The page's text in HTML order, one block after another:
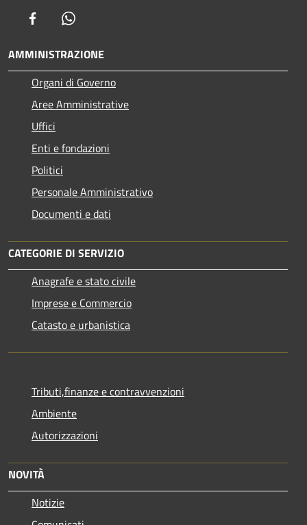
Facebook
AMMINISTRAZIONE
Organi di Governo
Aree Amministrative
Uffici
Enti e fondazioni
Politici
Personale Amministrativo
Documenti e dati
CATEGORIE DI SERVIZIO
Anagrafe e stato civile
Imprese e Commercio
Catasto e urbanistica
Tributi,finanze e contravvenzioni
Ambiente
Autorizzazioni
NOVITÀ
Notizie